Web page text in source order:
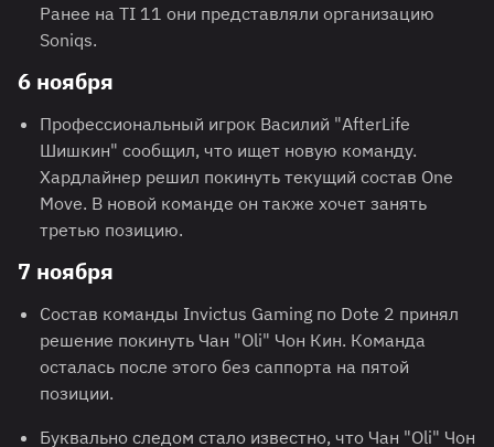
Ранее на TI 11 они представляли организацию
Soniqs.
6 ноября
Профессиональный игрок Василий "AfterLife
Шишкин" сообщил, что ищет новую команду.
Хардлайнер решил покинуть текущий состав One
Move. В новой команде он также хочет занять
третью позицию.
7 ноября
Состав команды Invictus Gaming по Dote 2 принял
решение покинуть Чан "Oli" Чон Кин. Команда
осталась после этого без саппорта на пятой
позиции.
Буквально следом стало известно, что Чан "Oli" Чон